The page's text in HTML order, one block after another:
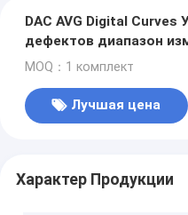
DAC AVG Digital
дефектов диапазон
MOQ：1 комплект
Лучшая цена
Характер Продукции